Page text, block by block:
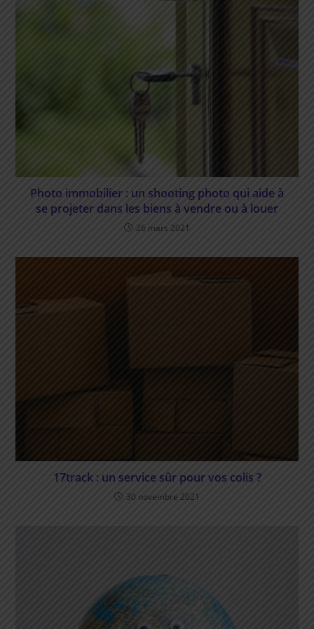
Photo immobilier : un shooting photo qui aide à
se projeter dans les biens à vendre ou à louer
26 mars 2021
17track : un service sûr pour vos colis ?
30 novembre 2021